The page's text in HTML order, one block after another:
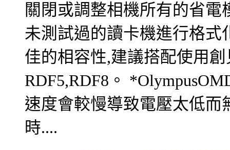
關閉或調整相機所有的省電
未測試過的讀卡機進行格
佳的相容性,建議搭配使用創
RDF5,RDF8。
速度會較慢導致電壓太低
時....